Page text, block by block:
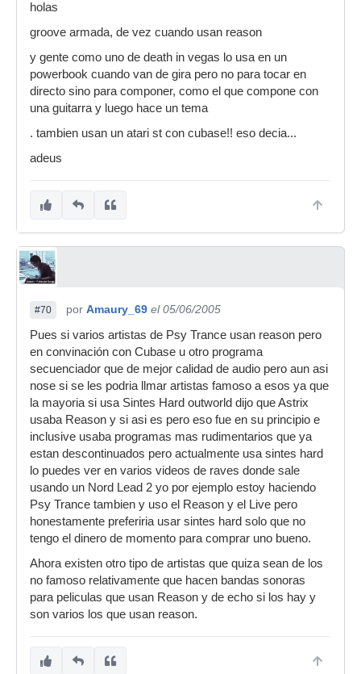
holas
groove armada, de vez cuando usan reason
y gente como uno de death in vegas lo usa en un
powerbook cuando van de gira pero no para tocar en
directo sino para componer, como el que compone con
una guitarra y luego hace un tema
. tambien usan un atari st con cubase!! eso decia...
adeus
#70 por Amaury_69 el 05/06/2005
Pues si varios artistas de Psy Trance usan reason pero
en convinación con Cubase u otro programa
secuenciador que de mejor calidad de audio pero aun asi
nose si se les podria llmar artistas famoso a esos ya que
la mayoria si usa Sintes Hard outworld dijo que Astrix
usaba Reason y si asi es pero eso fue en su principio e
inclusive usaba programas mas rudimentarios que ya
estan descontinuados pero actualmente usa sintes hard
lo puedes ver en varios videos de raves donde sale
usando un Nord Lead 2 yo por ejemplo estoy haciendo
Psy Trance tambien y uso el Reason y el Live pero
honestamente preferiria usar sintes hard solo que no
tengo el dinero de momento para comprar uno bueno.
Ahora existen otro tipo de artistas que quiza sean de los
no famoso relativamente que hacen bandas sonoras
para peliculas que usan Reason y de echo si los hay y
son varios los que usan reason.